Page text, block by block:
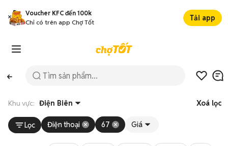
Voucher KFC đến 100k
Chỉ có trên app Chợ Tốt
Tải app
Khu vực: Điện Biên Xoá lọc
Lọc Điện thoại 67 Giá